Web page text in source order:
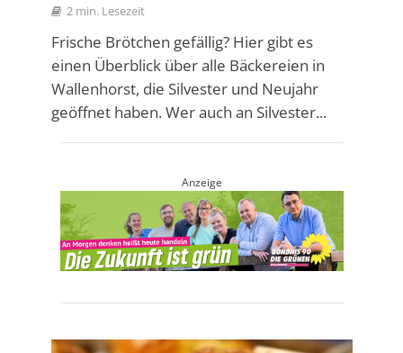
2 min. Lesezeit
Frische Brötchen gefällig? Hier gibt es
einen Überblick über alle Bäckereien in
Wallenhorst, die Silvester und Neujahr
geöffnet haben. Wer auch an Silvester...
Anzeige